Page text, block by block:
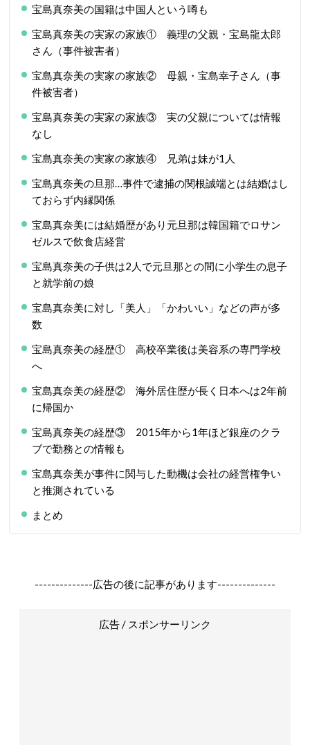
宝島真奈美の国籍は中国人という噂も
宝島真奈美の実家の家族① 義理の父親・宝島龍太郎
さん（事件被害者）
宝島真奈美の実家の家族② 母親・宝島幸子さん（事
件被害者）
宝島真奈美の実家の家族③ 実の父親については情報
なし
宝島真奈美の実家の家族④ 兄弟は妹が1人
宝島真奈美の旦那…事件で逮捕の関根誠端とは結婚はし
ておらず内縁関係
宝島真奈美には結婚歴があり元旦那は韓国籍でロサン
ゼルスで飲食店経営
宝島真奈美の子供は2人で元旦那との間に小学生の息子
と就学前の娘
宝島真奈美に対し「美人」「かわいい」などの声が多
数
宝島真奈美の経歴① 高校卒業後は美容系の専門学校
へ
宝島真奈美の経歴② 海外居住歴が長く日本へは2年前
に帰国か
宝島真奈美の経歴③ 2015年から1年ほど銀座のクラ
ブで勤務との情報も
宝島真奈美が事件に関与した動機は会社の経営権争い
と推測されている
まとめ
--------------広告の後に記事があります--------------
広告 / スポンサーリンク